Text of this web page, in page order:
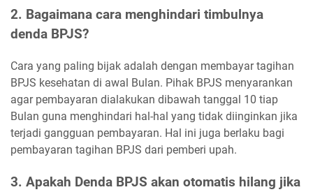
2. Bagaimana cara menghindari timbulnya
denda BPJS?
Cara yang paling bijak adalah dengan membayar tagihan
BPJS kesehatan di awal Bulan. Pihak BPJS menyarankan
agar pembayaran dialakukan dibawah tanggal 10 tiap
Bulan guna menghindari hal-hal yang tidak diinginkan jika
terjadi gangguan pembayaran. Hal ini juga berlaku bagi
pembayaran tagihan BPJS dari pemberi upah.
3. Apakah Denda BPJS akan otomatis hilang jika